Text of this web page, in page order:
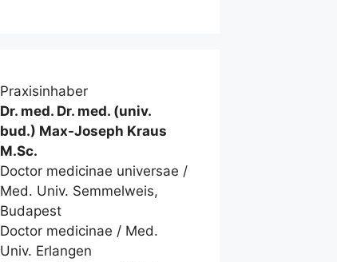
Praxisinhaber
Dr. med. Dr. med. (univ.
bud.) Max-Joseph Kraus
M.Sc.
Doctor medicinae universae /
Med. Univ. Semmelweis,
Budapest
Doctor medicinae / Med.
Univ. Erlangen